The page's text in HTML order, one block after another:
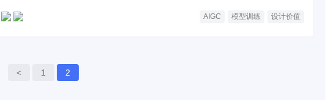
AIGC 模型训练 设计价值
< 1 2